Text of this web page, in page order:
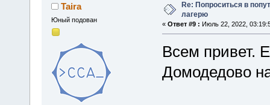
Taira
Юный подован
Re: Попроситься в
лагерю
« Ответ #9 : Июль 22, 2022,
Всем привет.
Домодедово